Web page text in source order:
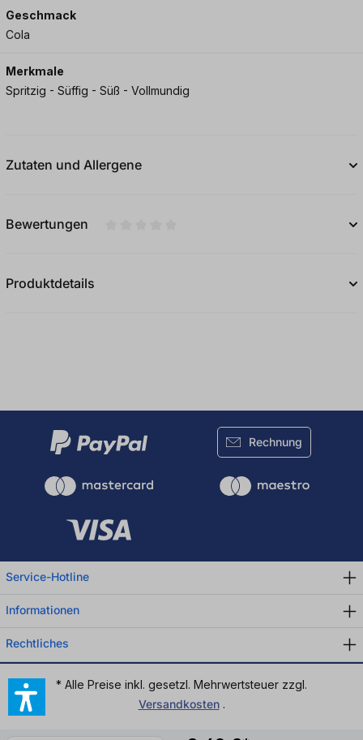
Geschmack
Cola
Merkmale
Spritzig - Süffig - Süß - Vollmundig
Zutaten und Allergene
Bewertungen
Produktdetails
Rechnung
Service-Hotline
Informationen
Rechtliches
* Alle Preise inkl. gesetzl. Mehrwertsteuer zzgl.
Versandkosten.